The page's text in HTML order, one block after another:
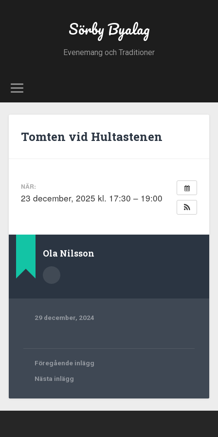
Sörby Byalag
Evenemang och Traditioner
Tomten vid Hultastenen
NÄR:
23 december, 2025 kl. 17:30 – 19:00
Ola Nilsson
29 december, 2024
Föregående inlägg
Nästa inlägg